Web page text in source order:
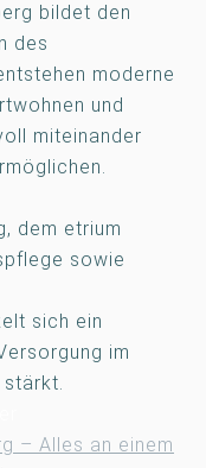
bildet den
des
moderne
und
miteinander
dem etrium
sowie
sich ein
im
stärkt.